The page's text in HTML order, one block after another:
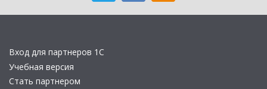
Вход для партнеров 1С
Учебная версия
Стать партнером